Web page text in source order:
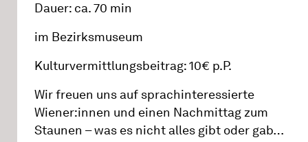
Dauer: ca. 70 min
im Bezirksmuseum
Kulturvermittlungsbeitrag: 10€ p.P.
Wir freuen uns auf sprachinteressierte
Wiener:innen und einen Nachmittag zum
Staunen – was es nicht alles gibt oder gab…